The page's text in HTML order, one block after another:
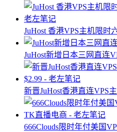
JuHost 香港VPS主机限时
JuHost新增日本三网直连
新晋JuHost香港直连VPS
666Clouds限时年付美国